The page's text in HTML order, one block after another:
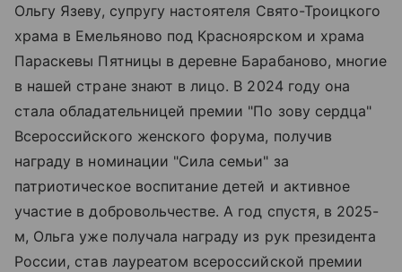
Ольгу Язеву, супругу настоятеля Свято-Троицкого
храма в Емельяново под Красноярском и храма
Параскевы Пятницы в деревне Барабаново, многие
в нашей стране знают в лицо. В 2024 году она
стала обладательницей премии "По зову сердца"
Всероссийского женского форума, получив
награду в номинации "Сила семьи" за
патриотическое воспитание детей и активное
участие в добровольчестве. А год спустя, в 2025-
м, Ольга уже получала награду из рук президента
России, став лауреатом всероссийской премии